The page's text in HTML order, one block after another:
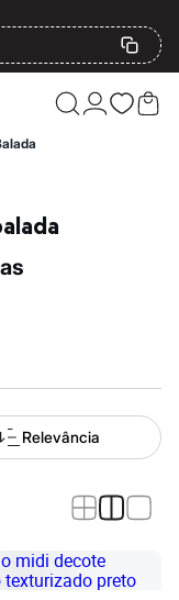
Relevância